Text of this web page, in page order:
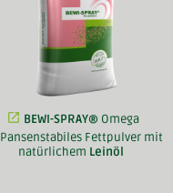
BEWI-SPRAY® Omega
Pansenstabiles Fettpulvermit
natürlichem Leinöl